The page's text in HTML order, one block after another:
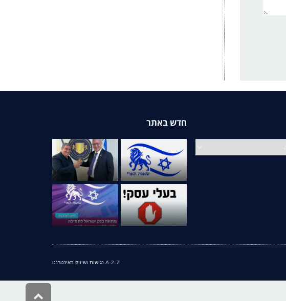
חדש באתר
A-2-Z נגישות ושיווק באינטרנט
גלילה